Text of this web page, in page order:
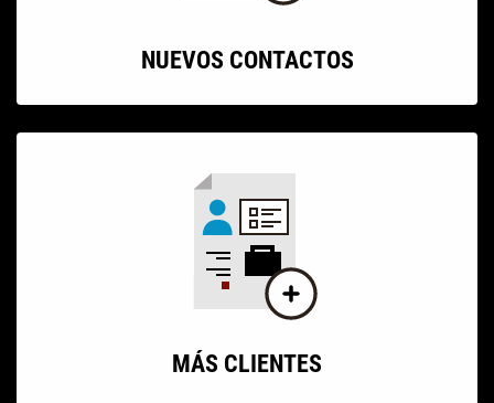
NUEVOS CONTACTOS
MÁS CLIENTES